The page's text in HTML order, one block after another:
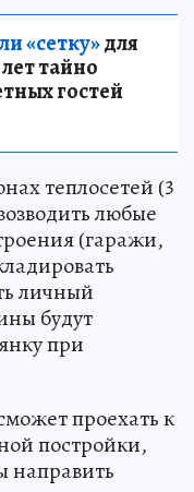
«сетку»для
тайно
гостей
теплосетей (3
любые
(гаражи,
личный
будут
при
проехать к
постройки,
направить